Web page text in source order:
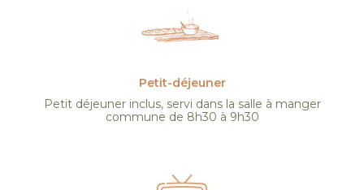
Petit-déjeuner
Petit déjeuner inclus, servi dans la salle à manger
commune de 8h30 à 9h30